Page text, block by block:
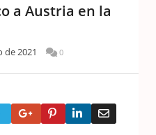
a Austria en la
de 2021 0
Google+PinterestLinkedIn